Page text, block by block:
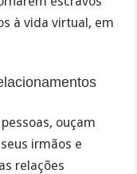
à vida virtual, em
ouçam
irmãos e
relações